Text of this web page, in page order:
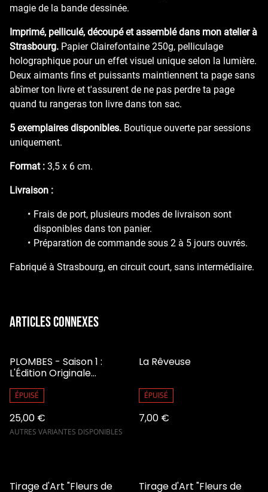
magie de la bande dessinée.
Imprimé, pelliculé, découpé et assemblé dans mon atelier à
Strasbourg. Papier Clairefontaine 250g, pelliculage
holographique pour un effet visuel unique selon la lumière.
Deux aimants fins et puissants maintiennent ta page sans
abîmer ton livre et t'assurent de ne pas perdre ta page
quand tu rangeras ton livre dans ton sac.
5 exemplaires disponibles. Boutique ouverte par sessions
uniquement.
Format : 3,5 x 6 cm.
Livraison :
Frais de port, plusieurs modes de livraison sont
disponibles dans ton panier.
Préparation de commande sous 2 à 5 jours ouvrés.
Fabriqué à Strasbourg, en circuit court, sans intermédiaire.
Articles connexes
PLOMBES - Saison 1 :
L'Édition Originale
ÉPUISÉ
25,00 €
AUTRES VARIANTES DISPONIBLES
La Rêveuse
ÉPUISÉ
7,00 €
Tirage d'Art "Fleurs de
Tirage d'Art "Fleurs de